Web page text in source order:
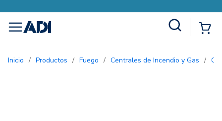
menu
Inicio / Productos / Fuego / Centrales de Incendio y Gas /